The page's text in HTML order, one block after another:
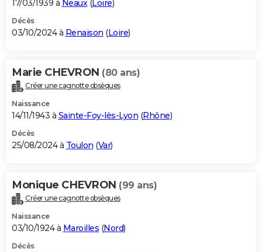
17/03/1939 à Neaux(Loire)
Décès
03/10/2024 à Renaison (Loire)
Marie CHEVRON (80 ans)
Créer une cagnotte obsèques
Naissance
14/11/1943 à Sainte-Foy-lès-Lyon (Rhône)
Décès
25/08/2024 à Toulon (Var)
Monique CHEVRON (99 ans)
Créer une cagnotte obsèques
Naissance
03/10/1924 à Maroilles (Nord)
Décès